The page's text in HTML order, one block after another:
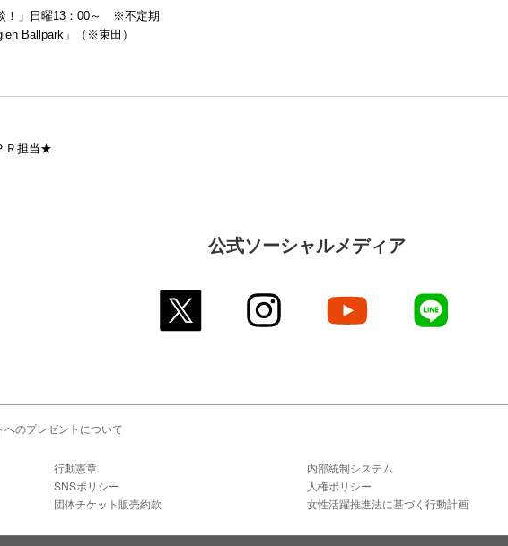
！」日曜13：00～ ※不定期
Ballpark」（※束田）
Ｒ担当★
公式ソーシャルメディア
instagram youtube
へのプレゼントについて
行動憲章
内部統制システム
SNSポリシー
人権ポリシー
団体チケット販売約款
女性活躍推進法に基づく行動計画